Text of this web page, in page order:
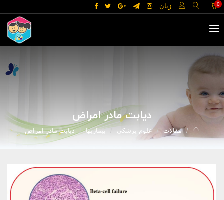
زبان 0
دیابت مادر امراض
مقالات علوم پزشکی بیماریها دیابت مادر امراض